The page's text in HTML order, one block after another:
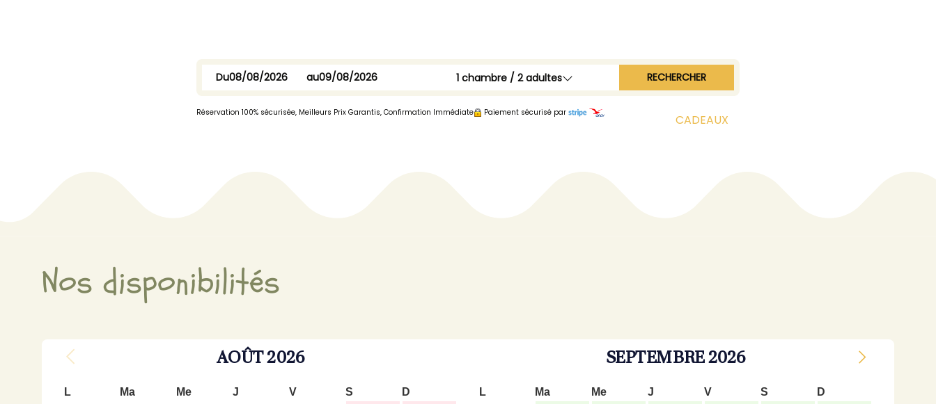
Du au 1chambre /2adultes RECHERCHER
CADEAUX
Réservation 100% sécurisée, Meilleurs Prix Garantis, Confirmation Immédiate Paiement sécurisé par
Nos disponibilités
AOÛT2026
L Ma Me J V S D
SEPTEMBRE2026
L Ma Me J V S D